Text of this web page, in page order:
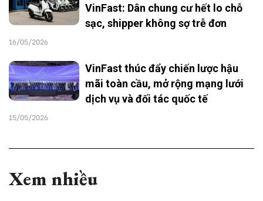
VinFast: Dân chung cư hết lo chỗ
sạc, shipper không sợ trễ đơn
16/05/2026
VinFast thúc đẩy chiến lược hậu
mãi toàn cầu, mở rộng mạng lưới
dịch vụ và đối tác quốc tế
15/05/2026
Xem nhiều